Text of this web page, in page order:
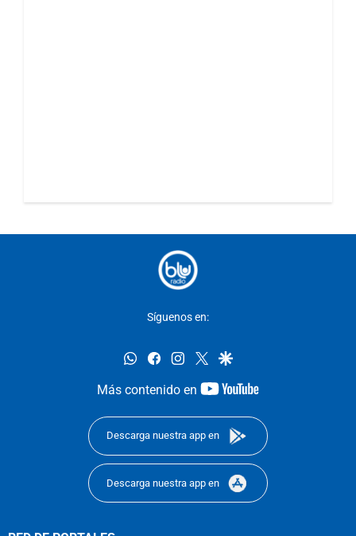
Síguenos en:
whatsappfacebookinstagram
twittergoogle
Más contenido en
youtube-
Descarga nuestra app en
Descarga nuestra app en